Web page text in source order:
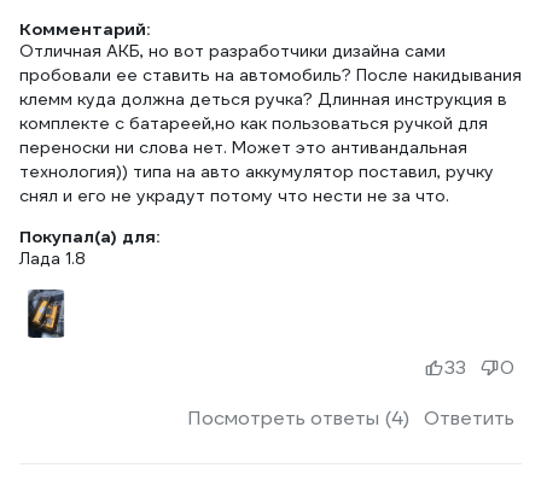
Комментарий:
Отличная АКБ, но вот разработчики дизайна сами
пробовали ее ставить на автомобиль? После накидывания
клемм куда должна деться ручка? Длинная инструкция в
комплекте с батареей,но как пользоваться ручкой для
переноски ни слова нет. Может это антивандальная
технология)) типа на авто аккумулятор поставил, ручку
снял и его не украдут потому что нести не за что.
Покупал(а) для:
Лада 1.8
Посмотреть ответы (4) Ответить
33 0